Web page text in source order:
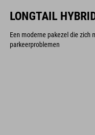
LONGTAIL
Een moderne pakezel die zich
parkeerproblemen